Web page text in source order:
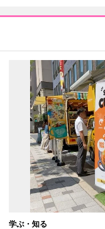
学ぶ・知る